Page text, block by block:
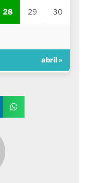
28 29 30
abril »